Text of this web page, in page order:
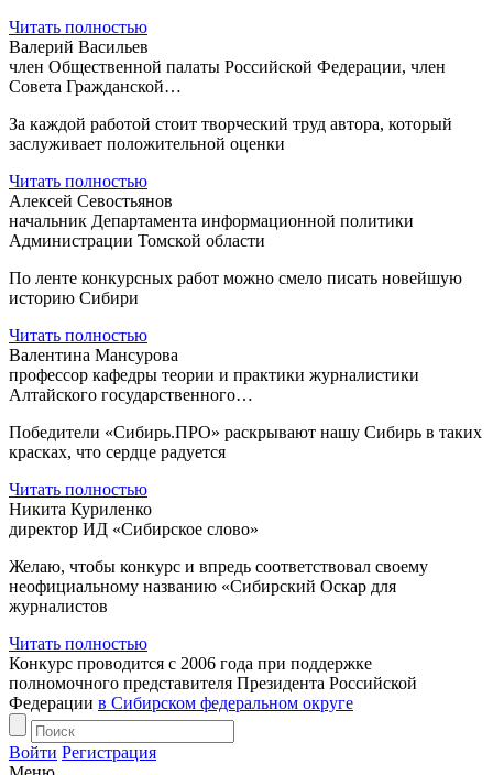
Читать полностью
Валерий Васильев
член Общественной палаты Российской Федерации, член
Совета Гражданской…
За каждой работой стоит творческий труд автора, который
заслуживает положительной оценки
Читать полностью
Алексей Севостьянов
начальник Департамента информационной политики
Администрации Томской области
По ленте конкурсных работ можно смело писать новейшую
историю Сибири
Читать полностью
Валентина Мансурова
профессор кафедры теории и практики журналистики
Алтайского государственного…
Победители «Сибирь.ПРО» раскрывают нашу Сибирь в таких
красках, что сердце радуется
Читать полностью
Никита Куриленко
директор ИД «Сибирское слово»
Желаю, чтобы конкурс и впредь соответствовал своему
неофициальному названию «Сибирский Оскар для
журналистов
Читать полностью
Конкурс проводится с 2006 года при поддержке
полномочного представителя Президента Российской
Федерации в Сибирском федеральном округе
Войти Регистрация